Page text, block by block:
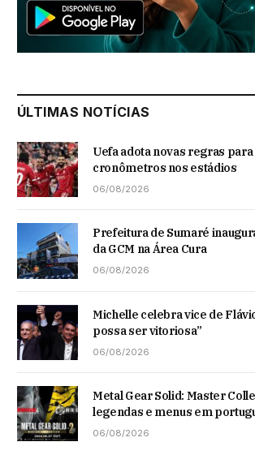
ÚLTIMAS NOTÍCIAS
Uefa adota novas regras
cronômetros nos estádios
06/08/2026
Prefeitura de Sumaré
da GCM na Área Cura
06/08/2026
Michelle celebra vice de
possa ser vitoriosa”
06/08/2026
Metal Gear Solid: Master
legendas e menus em
06/08/2026